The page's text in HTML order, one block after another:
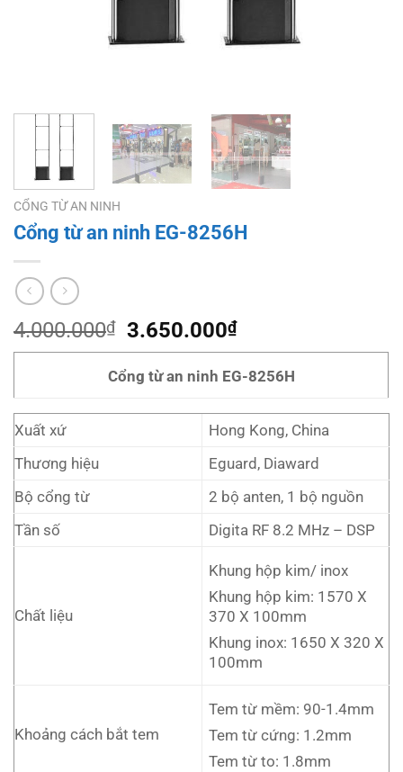
CỔNG TỪ AN NINH
Cổng từ an ninh EG-8256H
4.000.000₫
Giá
gốc
là:
3.650.000₫Giá
hiện
tại
3.650.000₫.
Cổng từ an ninh EG-8256H
Xuất xứ
Hong Kong, China
Thương hiệu
Eguard, Diaward
Bộ cổng từ
2 bộ anten, 1 bộ nguồn
Tần số
Digita RF 8.2 MHz – DSP
Chất liệu
Khung hộp kim/ inox
Khung hộp kim: 1570 X
370 X 100mm
Khung inox: 1650 X 320 X
100mm
Khoảng cách bắt tem
Tem từ mềm: 90-1.4mm
Tem từ cứng: 1.2mm
Tem từ to: 1.8mm